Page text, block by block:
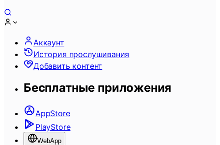
Аккаунт
История прослушивания
Добавить контент
Бесплатные приложения
AppStore
PlayStore
WebApp